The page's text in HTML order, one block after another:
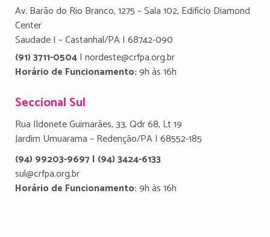
Av. Barão do Rio Branco, 1275 – Sala 102, Edifício Diamond
Center
Saudade I – Castanhal/PA | 68742-090
(91) 3711-0504| nordeste@crfpa.org.br
Horário de Funcionamento:9h às 16h
Seccional Sul
Rua Ildonete Guimarães, 33, Qdr 68, Lt 19
Jardim Umuarama – Redenção/PA | 68552-185
(94) 99203-9697 | (94) 3424-6133
sul@crfpa.org.br
Horário de Funcionamento:9h às 16h